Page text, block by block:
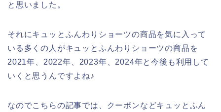
と思いました。
それにキュッとふんわりショーツの商品を気に入って
いる多くの人がキュッとふんわりショーツの商品を
2021年、2022年、2023年、2024年と今後も利用して
いくと思うんですよね♪
なのでこちらの記事では、クーポンなどキュッとふん